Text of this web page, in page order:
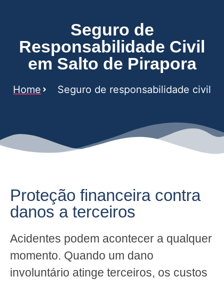
Seguro de
Responsabilidade Civil
em Salto de Pirapora
Home Seguro de responsabilidade civil
Proteção financeira contra
danos a terceiros
Acidentes podem acontecer a qualquer
momento. Quando um dano
involuntário atinge terceiros, os custos